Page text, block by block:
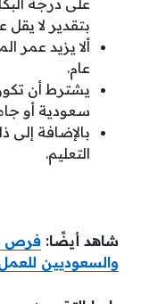
على درجة
بتقدير لا
عام.
يشترط أن
سعودية أو
بالإضافة إلى
التعليم.
شاهد أيضًا: فرص
والسعوديين